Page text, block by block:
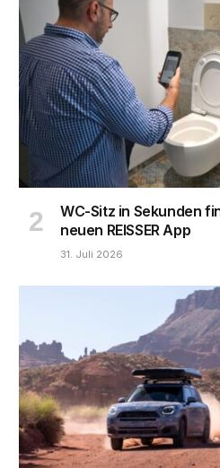
WC-Sitz in Sekunden
neuen REISSER App
31. Juli 2026